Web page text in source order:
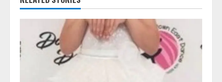
R
e
a